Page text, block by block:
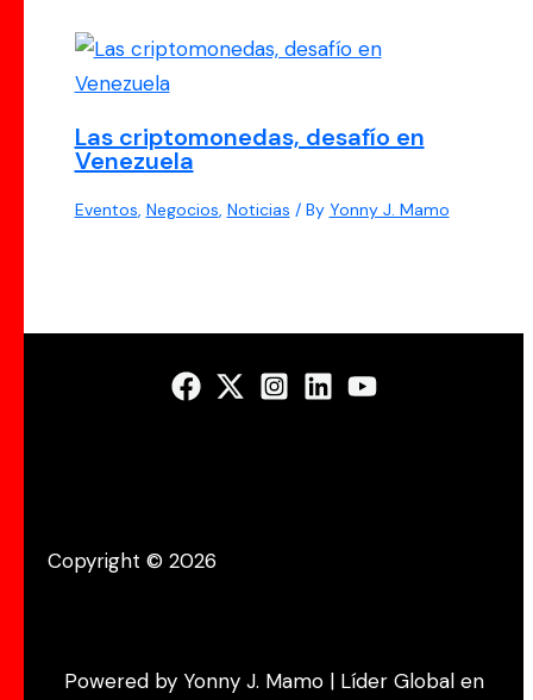
Las criptomonedas, desafío en
Venezuela
Eventos Negocios Noticias / By Yonny J. Mamo
Copyright © 2026
Powered by Yonny J. Mamo | Líder Global en